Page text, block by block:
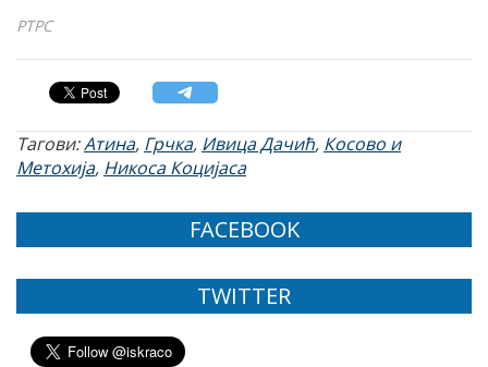
РТРС
Тагови:Атина, Грчка, Ивица Дачић, Косово и
Метохија, Никоса Коцијаса
FACEBOOK
TWITTER